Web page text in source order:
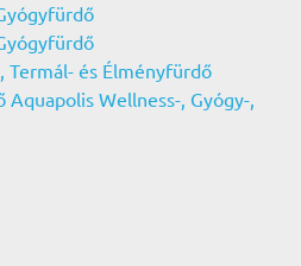
Termál- és Élményfürdő
Wellness-, Gyógy-,